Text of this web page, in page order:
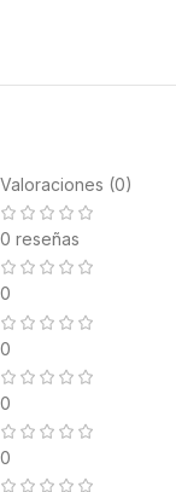
Valoraciones (0)
0 reseñas
0
0
0
0